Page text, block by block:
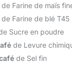
de Farine de maïs
de Farine de blé T45
Sucre en poudre
de Levure
de Sel fin